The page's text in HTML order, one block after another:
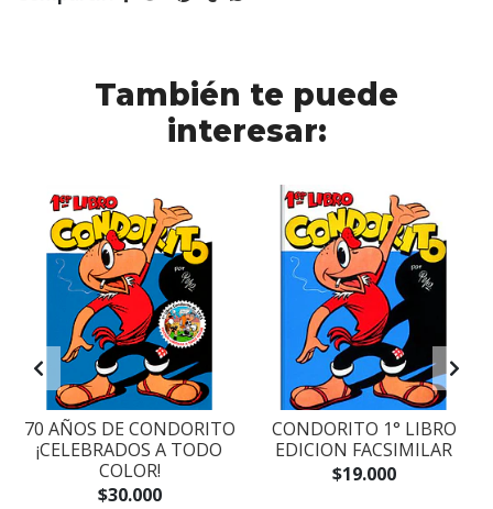
También te puede
interesar:
70 AÑOS DE CONDORITO
¡CELEBRADOS A TODO
COLOR!
$30.000
CONDORITO 1° LIBRO
EDICION FACSIMILAR
$19.000